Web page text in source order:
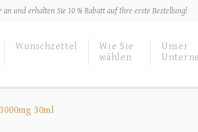
und erhalten Sie 10 % Rabatt auf Ihre erste Bestellung!
Wunschzettel
Wie Sie
wählen
Unser
30ml